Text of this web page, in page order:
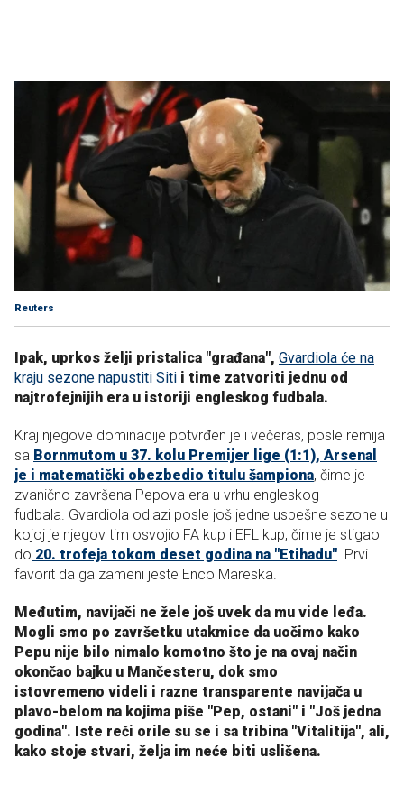
Reuters
Ipak, uprkos želji pristalica "građana", Gvardiola će na
kraju sezone napustiti Siti i time zatvoriti jednu od
najtrofejnijih era u istoriji engleskog fudbala.
Kraj njegove dominacije potvrđen je i večeras, posle remija
sa Bornmutom u 37. kolu Premijer lige (1:1), Arsenal
je i matematički obezbedio titulu šampiona, čime je
zvanično završena Pepova era u vrhu engleskog
fudbala. Gvardiola odlazi posle još jedne uspešne sezone u
kojoj je njegov tim osvojio FA kup i EFL kup, čime je stigao
do 20. trofeja tokom deset godina na "Etihadu" . Prvi
favorit da ga zameni jeste Enco Mareska.
Međutim, navijači ne žele još uvek da mu vide leđa.
Mogli smo po završetku utakmice da uočimo kako
Pepu nije bilo nimalo komotno što je na ovaj način
okončao bajku u Mančesteru, dok smo
istovremeno videli i razne transparente navijača u
plavo-belom na kojima piše "Pep, ostani" i "Još jedna
godina". Iste reči orile su se i sa tribina "Vitalitija", ali,
kako stoje stvari, želja im neće biti uslišena.